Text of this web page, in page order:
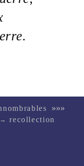
.
»»»
→ recollection